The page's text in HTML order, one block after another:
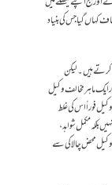
کہاں گیا جس کی بنیاد
ہیں۔ لیکن
ماہر مخالف وکیل
فوراً اس کی غلط
بلکہ مکمل شواہد،
وکیل محض چالاکی سے